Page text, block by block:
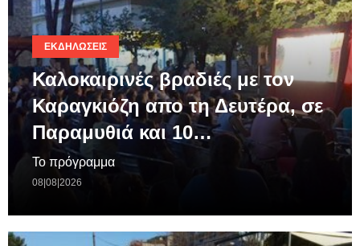
ΕΚΔΗΛΏΣΕΙΣ
Καλοκαιρινές βραδιές με τον
Καραγκιόζη απο τη Δευτέρα, σε
Παραμυθιά και 10…
Το πρόγραμμα
08|08|2026